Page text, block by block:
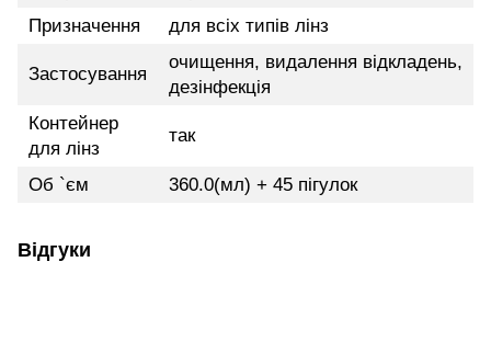
Призначення
для всіх типів лінз
Застосування
очищення, видалення відкладень,
дезінфекція
Контейнер
для лінз
так
Об `єм 360.0(мл) + 45 пігулок
Відгуки